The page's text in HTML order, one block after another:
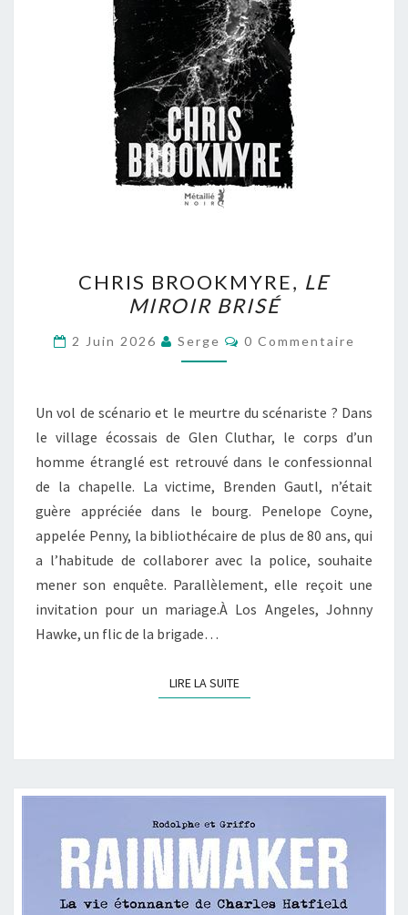
BROOKMYRE,
LE
MIROIR
BRISÉ
CHRIS BROOKMYRE, LE
MIROIR BRISÉ
2 Juin 2026 Serge Commentaires
0 Commentaire
Un vol de scénario et le meurtre du scénariste ? Dans
le village écossais de Glen Cluthar, le corps d’un
homme étranglé est retrouvé dans le confessionnal
de la chapelle. La victime, Brenden Gautl, n’était
guère appréciée dans le bourg. Penelope Coyne,
appelée Penny, la bibliothécaire de plus de 80 ans, qui
a l’habitude de collaborer avec la police, souhaite
mener son enquête. Parallèlement, elle reçoit une
invitation pour un mariage.À Los Angeles, Johnny
Hawke, un flic de la brigade…
LIRE LA SUITELIRE LA SUITE